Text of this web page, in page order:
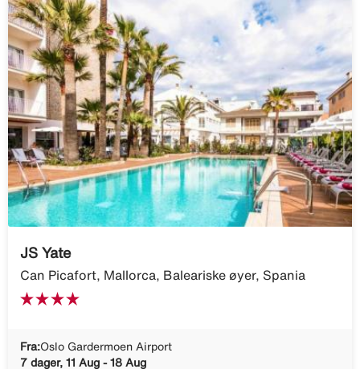
JS Yate
Can Picafort, Mallorca, Baleariske øyer, Spania
Fra:Oslo Gardermoen Airport
7 dager, 11 Aug - 18 Aug